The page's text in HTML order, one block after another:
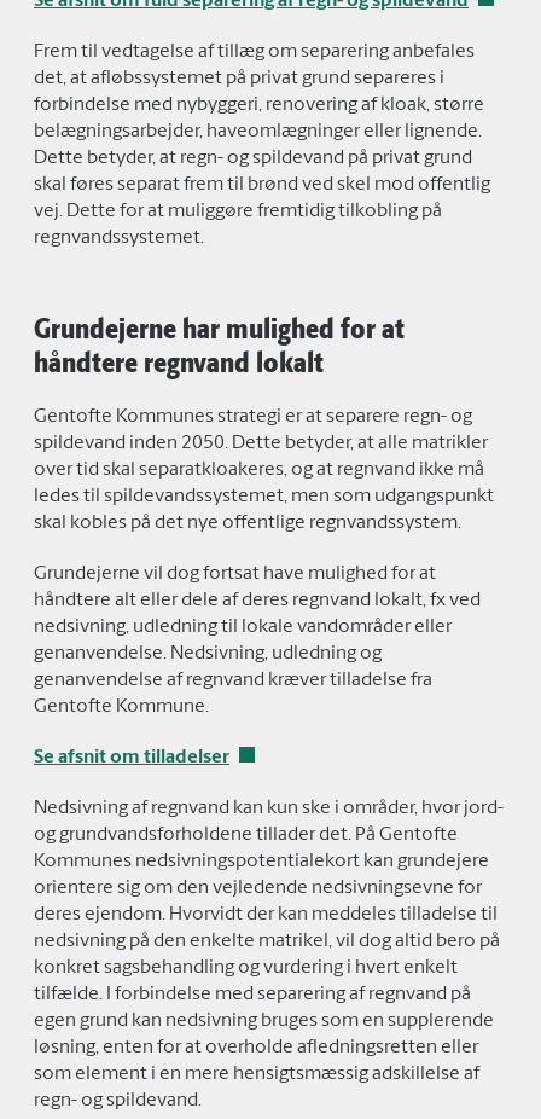
Frem til vedtagelse af tillæg om separering anbefales
det, at afløbssystemet på privat grund separeres i
forbindelse med nybyggeri, renovering af kloak, større
belægningsarbejder, haveomlægninger eller lignende.
Dette betyder, at regn- og spildevand på privat grund
skal føres separat frem til brønd ved skel mod offentlig
vej. Dette for at muliggøre fremtidig tilkobling på
regnvandssystemet.
Grundejerne har mulighed for at
håndtere regnvand lokalt
Gentofte Kommunes strategi er at separere regn- og
spildevand inden 2050. Dette betyder, at alle matrikler
over tid skal separatkloakeres, og at regnvand ikke må
ledes til spildevandssystemet, men som udgangspunkt
skal kobles på det nye offentlige regnvandssystem.
Grundejerne vil dog fortsat have mulighed for at
håndtere alt eller dele af deres regnvand lokalt, fx ved
nedsivning, udledning til lokale vandområder eller
genanvendelse. Nedsivning, udledning og
genanvendelse af regnvand kræver tilladelse fra
Gentofte Kommune.
Se afsnit om tilladelser
Nedsivning af regnvand kan kun ske i områder, hvor jord-
og grundvandsforholdene tillader det. På Gentofte
Kommunes nedsivningspotentialekort kan grundejere
orientere sig om den vejledende nedsivningsevne for
deres ejendom. Hvorvidt der kan meddeles tilladelse til
nedsivning på den enkelte matrikel, vil dog altid bero på
konkret sagsbehandling og vurdering i hvert enkelt
tilfælde. I forbindelse med separering af regnvand på
egen grund kan nedsivning bruges som en supplerende
løsning, enten for at overholde afledningsretten eller
som element i en mere hensigtsmæssig adskillelse af
regn- og spildevand.